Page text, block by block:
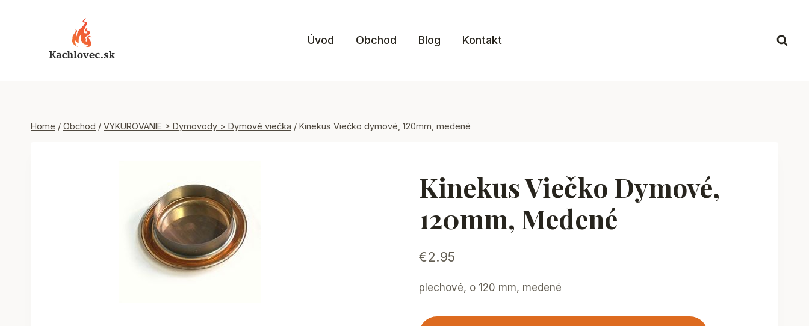
Úvod Obchod Blog Kontakt
Home / Obchod / VYKUROVANIE > Dymovody > Dymové viečka / Kinekus Viečko dymové, 120mm, medené
Kinekus Viečko Dymové,
120mm, Medené
€2.95
plechové, o 120 mm, medené